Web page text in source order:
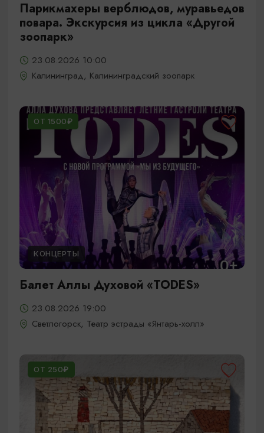
Парикмахеры верблюдов, муравьедов
повара. Экскурсия из цикла «Другой
зоопарк»
23.08.2026 10:00
Калининград, Калининградский зоопарк
ОТ 1500₽
КОНЦЕРТЫ
Балет Аллы Духовой «TODES»
23.08.2026 19:00
Светлогорск, Театр эстрады «Янтарь-холл»
ОТ 250₽